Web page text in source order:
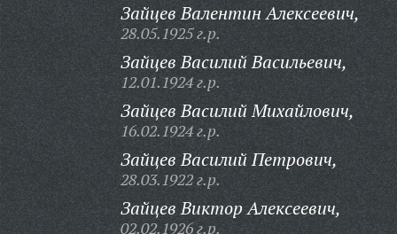
Зайцев Валентин Алексеевич,
28.05.1925 г.р.
Зайцев Василий Васильевич,
12.01.1924 г.р.
Зайцев Василий Михайлович,
16.02.1924 г.р.
Зайцев Василий Петрович,
28.03.1922 г.р.
Зайцев Виктор Алексеевич,
02.02.1926 г.р.